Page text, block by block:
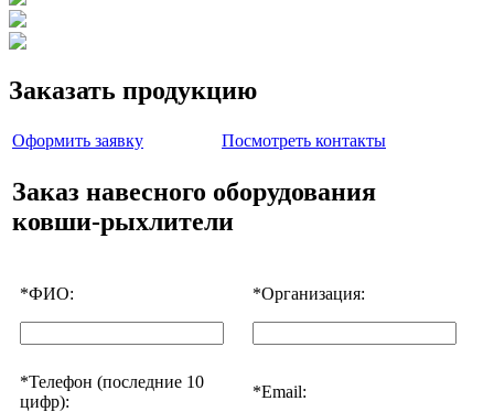
Заказать продукцию
Оформить заявку Посмотреть контакты
Заказ навесного оборудования
ковши-рыхлители
*ФИО: *Организация:
*Телефон (последние 10
цифр):
*Email: